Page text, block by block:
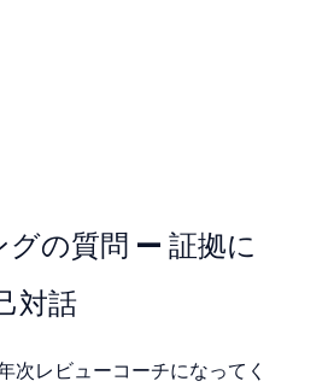
グの質問 — 証拠に
対話
次レビューコーチになってく